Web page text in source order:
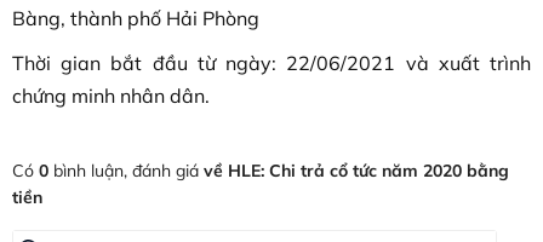
Bàng, thành phố Hải Phòng
Thời gian bắt đầu từ ngày: 22/06/2021 và xuất trình
chứng minh nhân dân.
Có 0 bình luận, đánh giá về HLE: Chi trả cổ tức năm 2020 bằng
tiền